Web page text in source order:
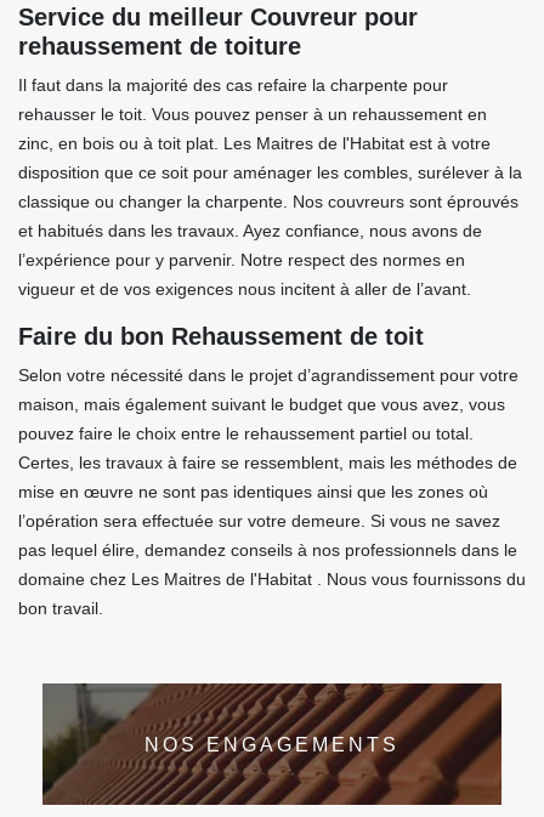
Service du meilleur Couvreur pour
rehaussement de toiture
Il faut dans la majorité des cas refaire la charpente pour
rehausser le toit. Vous pouvez penser à un rehaussement en
zinc, en bois ou à toit plat. Les Maitres de l'Habitat est à votre
disposition que ce soit pour aménager les combles, surélever à la
classique ou changer la charpente. Nos couvreurs sont éprouvés
et habitués dans les travaux. Ayez confiance, nous avons de
l’expérience pour y parvenir. Notre respect des normes en
vigueur et de vos exigences nous incitent à aller de l’avant.
Faire du bon Rehaussement de toit
Selon votre nécessité dans le projet d’agrandissement pour votre
maison, mais également suivant le budget que vous avez, vous
pouvez faire le choix entre le rehaussement partiel ou total.
Certes, les travaux à faire se ressemblent, mais les méthodes de
mise en œuvre ne sont pas identiques ainsi que les zones où
l’opération sera effectuée sur votre demeure. Si vous ne savez
pas lequel élire, demandez conseils à nos professionnels dans le
domaine chez Les Maitres de l'Habitat . Nous vous fournissons du
bon travail.
NOS ENGAGEMENTS